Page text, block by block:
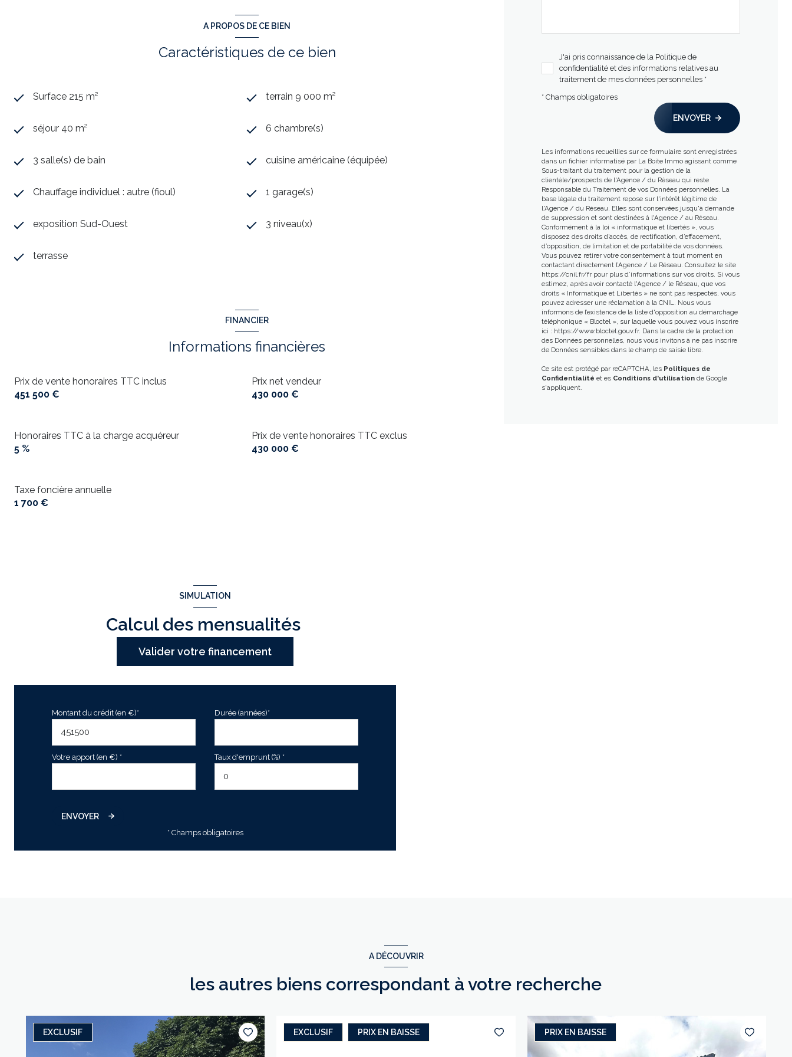
A PROPOS DE CE BIEN
Caractéristiques de ce bien
Surface 215 m² terrain 9 000 m²
séjour 40 m² 6 chambre(s)
3 salle(s) de bain cuisine américaine (équipée)
Chauffage individuel : autre (fioul) 1 garage(s)
exposition Sud-Ouest 3 niveau(x)
terrasse
FINANCIER
Informations financières
Prix de vente honoraires TTC inclus
451 500 €
Prix net vendeur
430 000 €
Prix de vente honoraires TTC exclus
430 000 €
Honoraires TTC à la charge acquéreur
5 %
Taxe foncière annuelle
1 700 €
J'ai pris connaissance de la Politique de
confidentialité et des informations relatives au
traitement de mes données personnelles *
* Champs obligatoires
ENVOYER
Les informations recueillies sur ce formulaire sont enregistrées
dans un fichier informatisé par La Boite Immo agissant comme
Sous-traitant du traitement pour la gestion de la
clientèle/prospects de l'Agence / du Réseau qui reste
Responsable du Traitement de vos Données personnelles. La
base légale du traitement repose sur l'intérêt légitime de
l'Agence / du Réseau. Elles sont conservées jusqu'à demande
de suppression et sont destinées à l'Agence / au Réseau.
Conformément à la loi « informatique et libertés », vous
disposez des droits d’accès, de rectification, d’effacement,
d’opposition, de limitation et de portabilité de vos données.
Vous pouvez retirer votre consentement à tout moment en
contactant directement l’Agence / Le Réseau. Consultez le site
https://cnil.fr/frpour plus d’informations sur vos droits. Si vous
estimez, après avoir contacté l'Agence / le Réseau, que vos
droits « Informatique et Libertés » ne sont pas respectés, vous
pouvez adresser une réclamation à la CNIL. Nous vous
informons de l’existence de la liste d'opposition au démarchage
téléphonique « Bloctel », sur laquelle vous pouvez vous inscrire
ici : https://www.bloctel.gouv.fr. Dans le cadre de la protection
des Données personnelles, nous vous invitons à ne pas inscrire
de Données sensibles dans le champ de saisie libre.
Ce site est protégé par reCAPTCHA, les Politiques de
Confidentialité et es Conditions d'utilisationde Google
s'appliquent.
SIMULATION
Calcul des mensualités
Valider votre financement
Montant du crédit (en €)* Durée (années)*
Votre apport (en €) * Taux d'emprunt (%) *
ENVOYER
* Champs obligatoires
A DÉCOUVRIR
les autres biens correspondant à votre recherche
EXCLUSIF EXCLUSIF PRIX EN BAISSE PRIX EN BAISSE